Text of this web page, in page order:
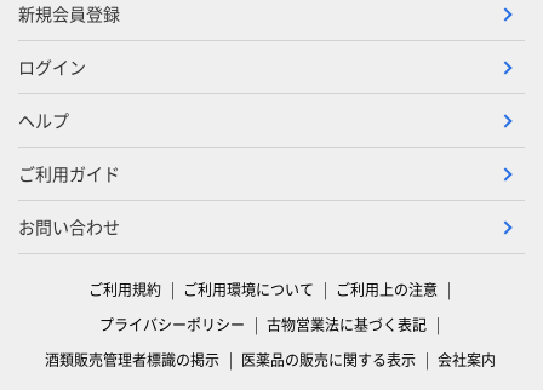
新規会員登録
ログイン
ヘルプ
ご利用ガイド
お問い合わせ
ご利用規約 ご利用環境について
ご利用上の注意
プライバシーポリシー
古物営業法に基づく表記
酒類販売管理者標識の掲示
医薬品の販売に関する表示 会社案内